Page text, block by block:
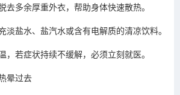
去多余厚重外衣，帮助身体快速散热。
淡盐水、盐汽水或含有电解质的清凉饮料。
，若症状持续不缓解，必须立刻就医。
晕过去